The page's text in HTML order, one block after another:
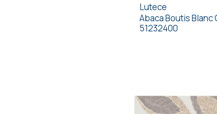
Lutece
Abaca Boutis Blanc
51232400